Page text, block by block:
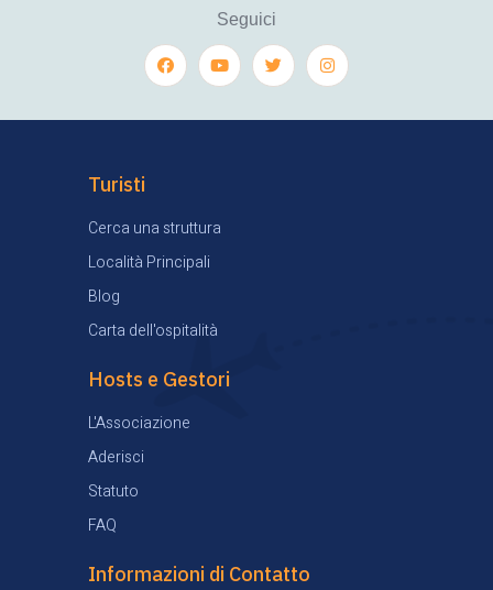
Seguici
Turisti
Cerca una struttura
Località Principali
Blog
Carta dell'ospitalità
Hosts e Gestori
L'Associazione
Aderisci
Statuto
FAQ
Informazioni di Contatto